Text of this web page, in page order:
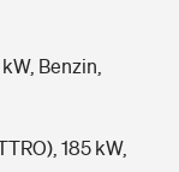
Benzin,
185 kW,